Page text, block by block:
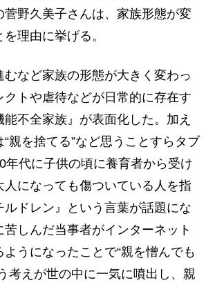
菅野久美子さんは、家族形態が変
理由に挙げる。
むなど家族の形態が大きく変わっ
クトや虐待などが日常的に存在す
能不全家族』が表面化した。加え
親を捨てる”など思うことすらタブ
年代に子供の頃に養育者から受け
人になっても傷ついている人を指
ルドレン』という言葉が話題にな
苦しんだ当事者がインターネット
うになったことで“親を憎んでも
考えが世の中に一気に噴出し、親